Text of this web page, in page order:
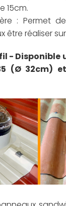
15cm.
: Permet
être réaliser
- Disponible
(Ø 32cm)